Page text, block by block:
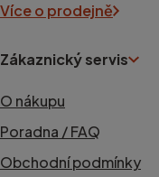
Více o prodejně
Zákaznický servis
O nákupu
Poradna / FAQ
Obchodní podmínky